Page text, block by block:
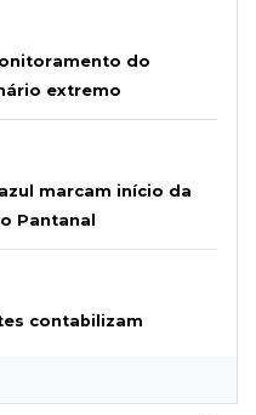
do
extremo
marcam início da
Pantanal
contabilizam